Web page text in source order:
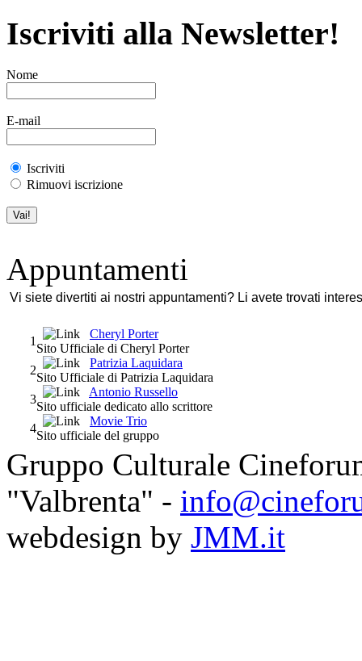
Iscriviti alla Newsletter!
Nome
E-mail
Iscriviti
Rimuovi iscrizione
Appuntamenti
Vi siete divertiti ai nostri appuntamenti? Li avete trovati
1
Cheryl Porter
Sito Ufficiale di Cheryl Porter
2
Patrizia Laquidara
Sito Ufficiale di Patrizia Laquidara
3
Antonio Russello
Sito ufficiale dedicato allo scrittore
4
Movie Trio
Sito ufficiale del gruppo
Gruppo Culturale
"Valbrenta" -
webdesign by JMM.it